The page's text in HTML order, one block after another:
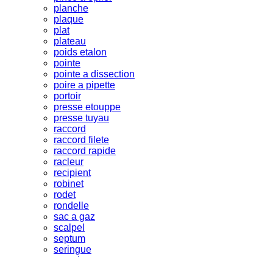
planche
plaque
plat
plateau
poids etalon
pointe
pointe a dissection
poire a pipette
portoir
presse etouppe
presse tuyau
raccord
raccord filete
raccord rapide
racleur
recipient
robinet
rodet
rondelle
sac a gaz
scalpel
septum
seringue